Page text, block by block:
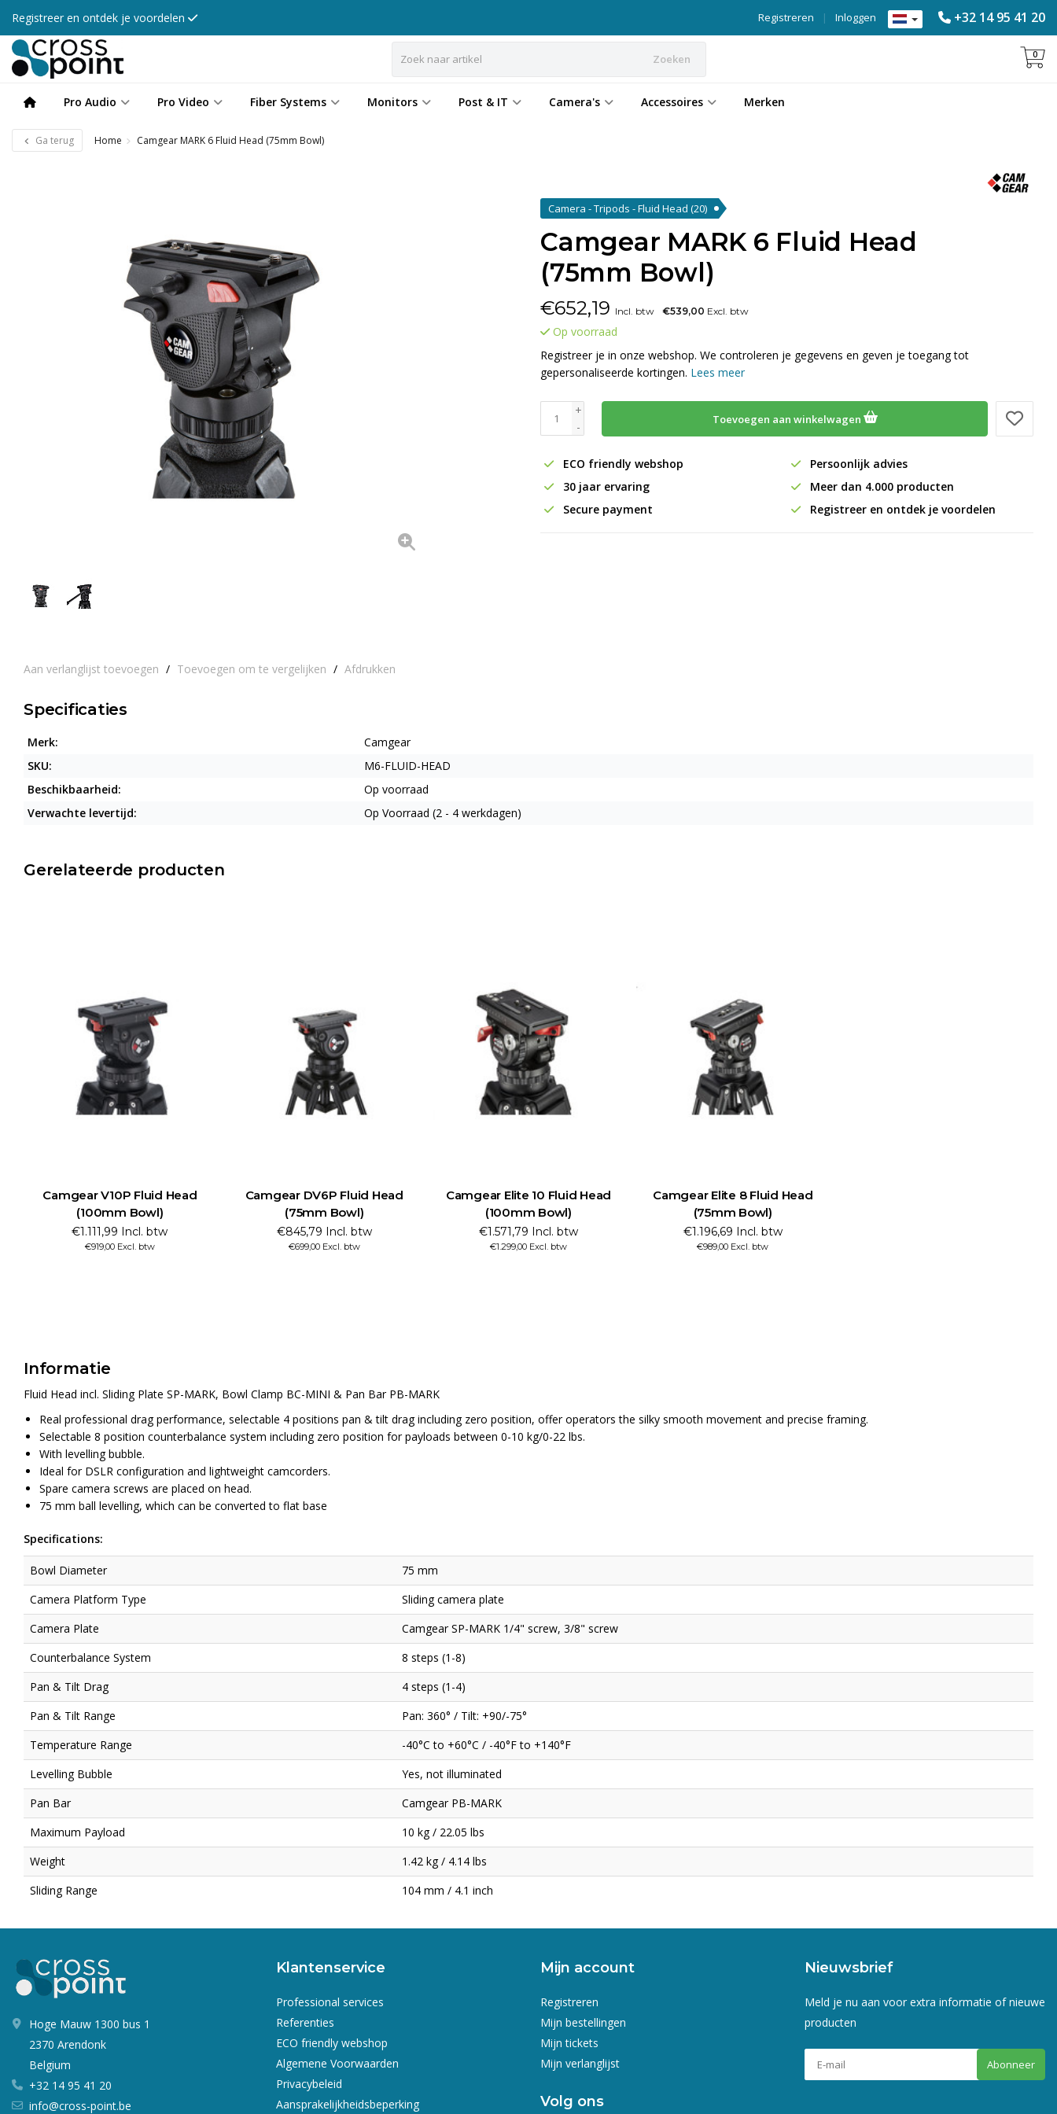
Registreer en ontdek je voordelen +32 14 95 41 20
Inloggen
|
Registreren
Zoeken 0
Pro Audio Pro Video Fiber Systems Monitors Post & IT Camera's Accessoires Merken
Ga terug Home Camgear MARK 6 Fluid Head (75mm Bowl)
Aan verlanglijst toevoegen / Toevoegen om te vergelijken / Afdrukken
Camera - Tripods - Fluid Head (20)
Camgear MARK 6 Fluid Head
(75mm Bowl)
€652,19 Incl. btw €539,00 Excl. btw
Op voorraad
Registreer je in onze webshop. We controleren je gegevens en geven je toegang tot
gepersonaliseerde kortingen. Lees meer
+
-
Toevoegen aan winkelwagen
ECO friendly webshop
Persoonlijk advies
30 jaar ervaring
Meer dan 4.000 producten
Secure payment
Registreer en ontdek je voordelen
Specificaties
Merk:
Camgear
SKU:
M6-FLUID-HEAD
Beschikbaarheid:
Op voorraad
Verwachte levertijd:
Op Voorraad (2 - 4 werkdagen)
Gerelateerde producten
Camgear V10P Fluid Head
(100mm Bowl)
€1.111,99 Incl. btw
€919,00 Excl. btw
Camgear DV6P Fluid Head
(75mm Bowl)
€845,79 Incl. btw
€699,00 Excl. btw
Camgear Elite 10 Fluid Head
(100mm Bowl)
€1.571,79 Incl. btw
€1.299,00 Excl. btw
Camgear Elite 8 Fluid Head
(75mm Bowl)
€1.196,69 Incl. btw
€989,00 Excl. btw
Informatie
Fluid Head incl. Sliding Plate SP-MARK, Bowl Clamp BC-MINI & Pan Bar PB-MARK
Real professional drag performance, selectable 4 positions pan & tilt drag including zero position, offer operators the silky smooth movement and precise framing.
Selectable 8 position counterbalance system including zero position for payloads between 0-10 kg/0-22 lbs.
With levelling bubble.
Ideal for DSLR configuration and lightweight camcorders.
Spare camera screws are placed on head.
75 mm ball levelling, which can be converted to flat base
Specifications:
Bowl Diameter
75 mm
Camera Platform Type
Sliding camera plate
Camera Plate
Camgear SP-MARK 1/4" screw, 3/8" screw
Counterbalance System
8 steps (1-8)
Pan & Tilt Drag
4 steps (1-4)
Pan & Tilt Range
Pan: 360° / Tilt: +90/-75°
Temperature Range
-40°C to +60°C / -40°F to +140°F
Levelling Bubble
Yes, not illuminated
Pan Bar
Camgear PB-MARK
Maximum Payload
10 kg / 22.05 lbs
Weight
1.42 kg / 4.14 lbs
Sliding Range
104 mm / 4.1 inch
Hoge Mauw 1300 bus 1
2370 Arendonk
Belgium
+32 14 95 41 20
info@cross-point.be
Klantenservice
Professional services
Referenties
ECO friendly webshop
Algemene Voorwaarden
Privacybeleid
Aansprakelijkheidsbeperking
Mijn account
Registreren
Mijn bestellingen
Mijn tickets
Mijn verlanglijst
Volg ons
Nieuwsbrief
Meld je nu aan voor extra informatie of nieuwe
producten
Abonneer